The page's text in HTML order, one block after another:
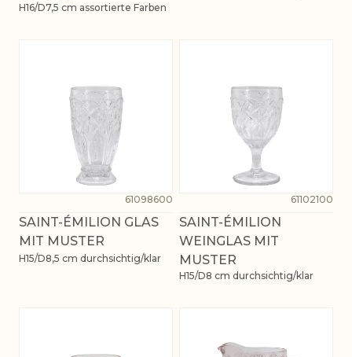
H16/D7,5 cm assortierte Farben
61098600
SAINT-ÉMILION GLAS
MIT MUSTER
H15/D8,5 cm durchsichtig/klar
61102100
SAINT-ÉMILION
WEINGLAS MIT
MUSTER
H15/D8 cm durchsichtig/klar